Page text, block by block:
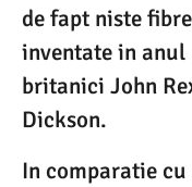
de fapt niste
inventate in
britanici John
Dickson.
In comparatie